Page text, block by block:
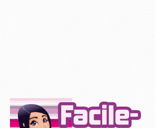
Exercices avec support Audio